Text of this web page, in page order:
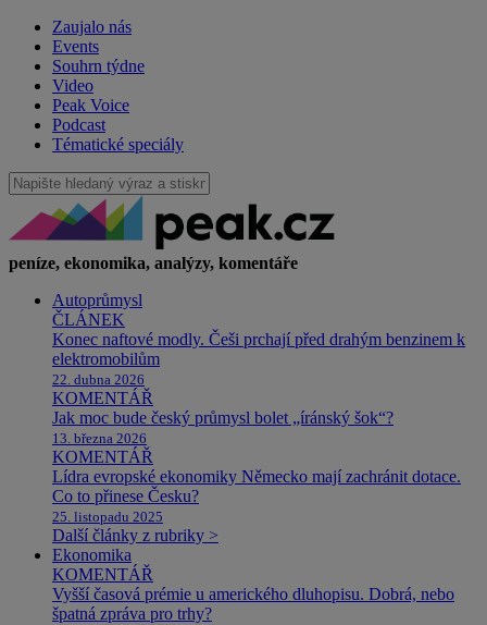
Zaujalo nás
Events
Souhrn týdne
Video
Peak Voice
Podcast
Tématické speciály
peníze, ekonomika, analýzy, komentáře
Autoprůmysl
ČLÁNEK
Konec naftové modly. Češi prchají před drahým benzinem k
elektromobilům
22. dubna 2026
KOMENTÁŘ
Jak moc bude český průmysl bolet „íránský šok“?
13. března 2026
KOMENTÁŘ
Lídra evropské ekonomiky Německo mají zachránit dotace.
Co to přinese Česku?
25. listopadu 2025
Další články z rubriky >
Ekonomika
KOMENTÁŘ
Vyšší časová prémie u amerického dluhopisu. Dobrá, nebo
špatná zpráva pro trhy?